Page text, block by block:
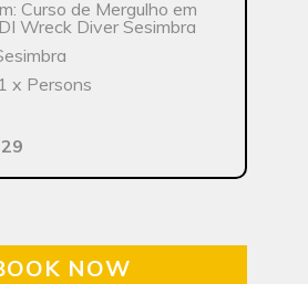
Curso de Mergulho em
Wreck Diver Sesimbra
x Persons
NOW